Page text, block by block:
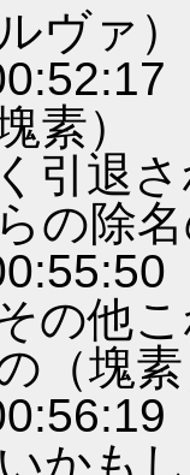
ヴァ）
素）
退さ
の除
の他
（塊素
かも